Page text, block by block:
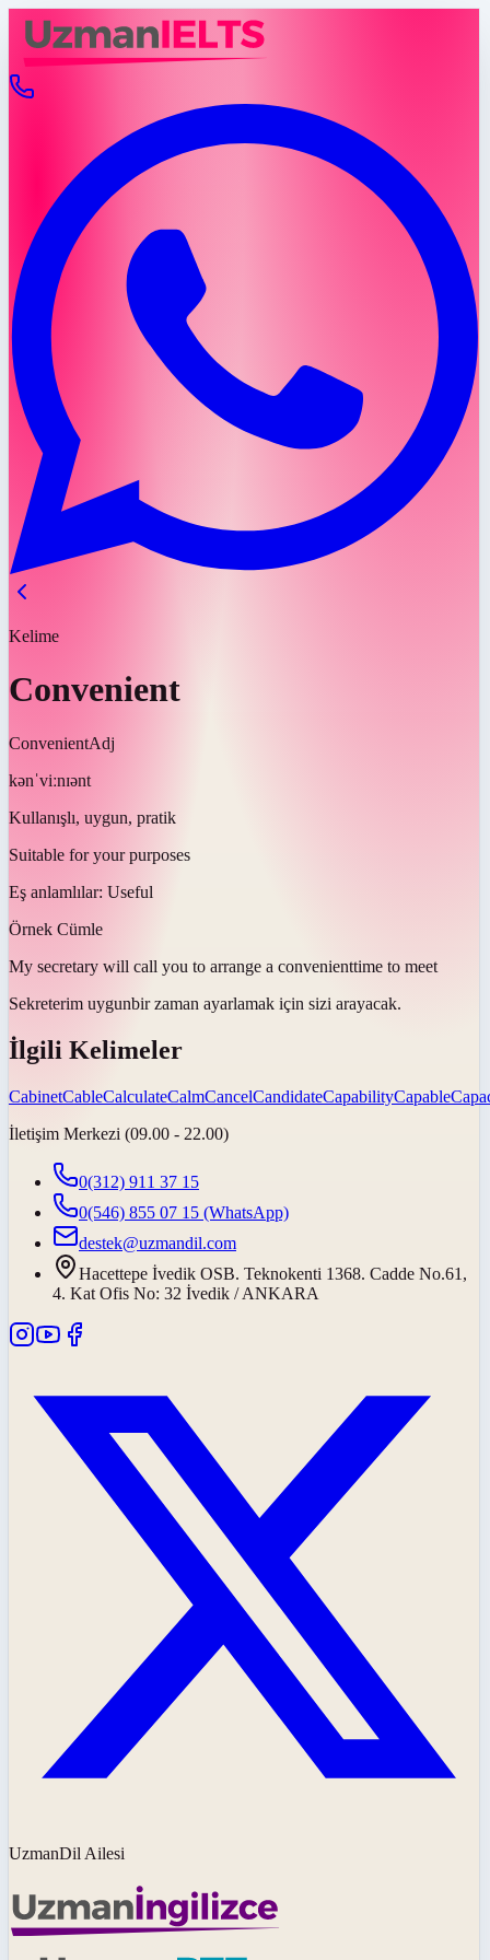
Kelime
Convenient
ConvenientAdj
kənˈviːnɪənt
Kullanışlı, uygun, pratik
Suitable for your purposes
Eş anlamlılar: Useful
Örnek Cümle
My secretary will call you to arrange a convenienttime to meet
Sekreterim uygunbir zaman ayarlamak için sizi arayacak.
İlgili Kelimeler
CabinetCableCalculateCalmCancelCandidateCapabilityCapable
İletişim Merkezi (09.00 - 22.00)
0(312) 911 37 15
0(546) 855 07 15 (WhatsApp)
destek@uzmandil.com
Hacettepe İvedik OSB. Teknokenti 1368. Cadde No.61,
4. Kat Ofis No: 32 İvedik / ANKARA
UzmanDil Ailesi